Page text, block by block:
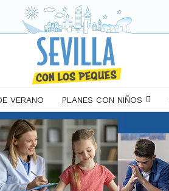
VERANO PLANES CON NIÑOS